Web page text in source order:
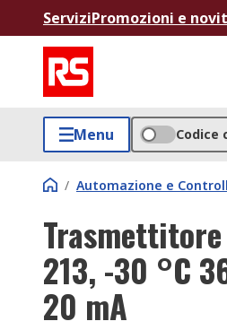
ServiziPromozioni e
Menu Codice
/ Automazione e
213, -30 °C
20 mA